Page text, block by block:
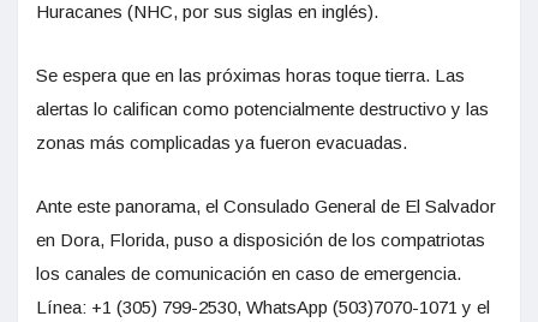
Huracanes (NHC, por sus siglas en inglés).
Se espera que en las próximas horas toque tierra. Las
alertas lo califican como potencialmente destructivo y las
zonas más complicadas ya fueron evacuadas.
Ante este panorama, el Consulado General de El Salvador
en Dora, Florida, puso a disposición de los compatriotas
los canales de comunicación en caso de emergencia.
Línea: +1 (305) 799-2530, WhatsApp (503)7070-1071 y el